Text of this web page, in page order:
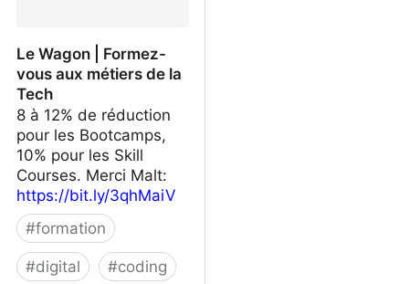
Le Wagon | Formez-
vous aux métiers de la
Tech
8 à 12% de réduction
pour les Bootcamps,
10% pour les Skill
Courses. Merci Malt:
https://bit.ly/3qhMaiV
#formation
#digital #coding